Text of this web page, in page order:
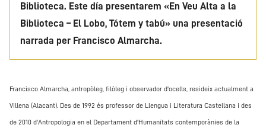
Biblioteca. Este día presentarem «En Veu Alta a la
Biblioteca – El Lobo, Tótem y tabú» una presentació
narrada per Francisco Almarcha.
Francisco Almarcha, antropòleg, filòleg i observador d'ocells, resideix actualment a
Villena (Alacant). Des de 1992 és professor de Llengua i Literatura Castellana i des
de 2010 d'Antropologia en el Departament d'Humanitats contemporànies de la